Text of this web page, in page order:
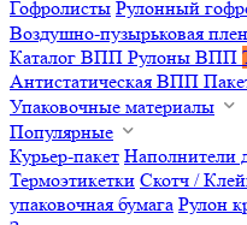
Гофролисты Рулонный
Воздушно-пузырьковая
Каталог ВПП Рулоны ВПП
Антистатическая ВПП
Упаковочные материалы
Популярные
Курьер-пакет Наполнители
Термоэтикетки Скотч /
упаковочная бумага Рулон